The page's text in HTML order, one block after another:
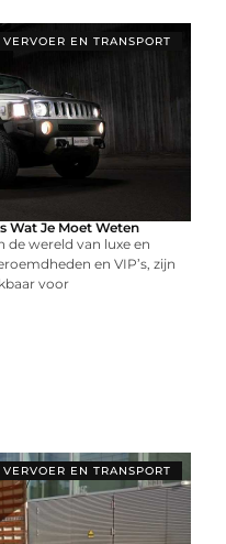
VERVOER EN TRANSPORT
Wat Je Moet Weten
de wereld van luxe en
en VIP’s, zijn
voor
VERVOER EN TRANSPORT